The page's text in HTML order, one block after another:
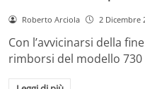
Roberto Arciola 2 Dicembre
Con l’avvicinarsi della
rimborsi del modello